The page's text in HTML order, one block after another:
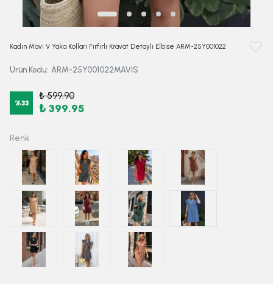
Kadın Mavi V Yaka Kolları Fırfırlı Kravat Detaylı Elbise ARM-25Y001022
Ürün Kodu: ARM-25Y001022MAVİS
%33
₺ 599.90
₺ 399.95
Renk